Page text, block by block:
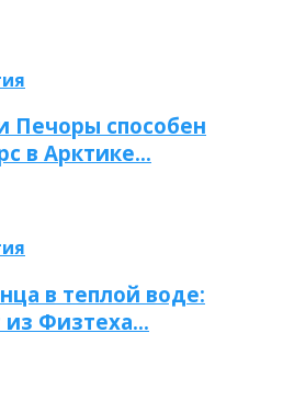
Печоры способен
в Арктике…
в теплой воде:
из Физтеха…